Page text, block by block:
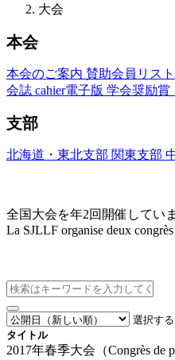
大会
本会
本会のご案内 賛助会員リスト
会誌 cahier電子版 学会奨励賞
支部
北海道・東北支部 関東支部
全国大会を年2回開催し
La SJLLF organise deux congrès
選択す
タイトル
2017年春季大会（Congrès de